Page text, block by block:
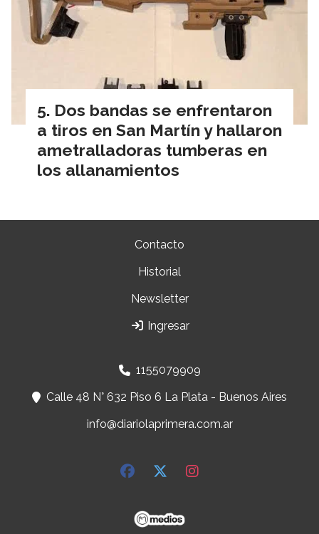
Dos bandas se enfrentaron
a tiros en San Martín y hallaron
ametralladoras tumberas en
los allanamientos
Contacto
Historial
Newsletter
Ingresar
1155079909
Calle 48 N° 632 Piso 6 La Plata - Buenos Aires
info@diariolaprimera.com.ar